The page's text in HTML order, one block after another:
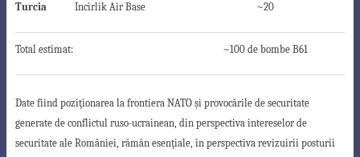
Turcia Incirlik Air Base ~20
Total estimat: ~100 de bombe B61
Date fiind poziţionarea la frontiera NATO şi provocările de securitate
generatede conflictul ruso-ucrainean, din perspectiva intereselor de
securitate ale României, rămân esenţiale, în perspectiva revizuirii posturii